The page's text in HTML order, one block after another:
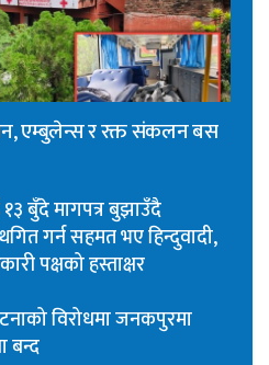
एम्बुलेन्स र रक्त संकलन बस
बुँदे मागपत्र बुझाउँदै
गर्न सहमत भए हिन्दुवादी,
पक्षको हस्ताक्षर
विरोधमा जनकपुरमा
बन्द